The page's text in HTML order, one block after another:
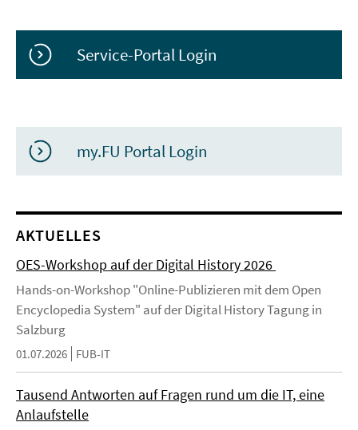
Service-Portal Login
my.FU Portal Login
AKTUELLES
OES-Workshop auf der Digital History 2026
Hands-on-Workshop "Online-Publizieren mit dem Open
Encyclopedia System" auf der Digital History Tagung in
Salzburg
01.07.2026 FUB-IT
Tausend Antworten auf Fragen rund um die IT, eine
Anlaufstelle